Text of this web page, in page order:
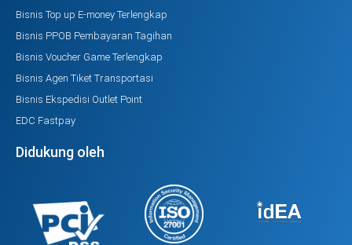
Bisnis Top up E-money Terlengkap
Bisnis PPOB Pembayaran Tagihan
Bisnis Voucher Game Terlengkap
Bisnis Agen Tiket Transportasi
Bisnis Ekspedisi Outlet Point
EDC Fastpay
Didukung oleh